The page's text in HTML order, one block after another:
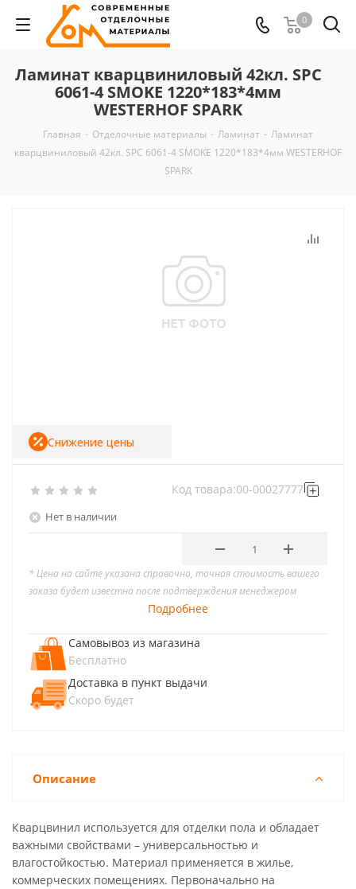
0
Ламинат кварцвиниловый 42кл. SPC
6061-4 SMOKE 1220*183*4мм
WESTERHOF SPARK
Главная - Отделочные материалы - Ламинат - Ламинат
кварцвиниловый 42кл. SPC 6061-4 SMOKE 1220*183*4мм WESTERHOF
SPARK
Нет в наличии
Код товара:00-00027777
Снижение цены
* Цена на сайте указана справочно, точная стоимость вашего
заказа будет известна после подтверждения менеджером
Подробнее
Самовывоз из магазина
Бесплатно
Доставка в пункт выдачи
Скоро будет
Описание
Кварцвинил используется для отделки пола и обладает
важными свойствами – универсальностью и
влагостойкостью. Материал применяется в жилье,
коммерческих помещениях. Первоначально на